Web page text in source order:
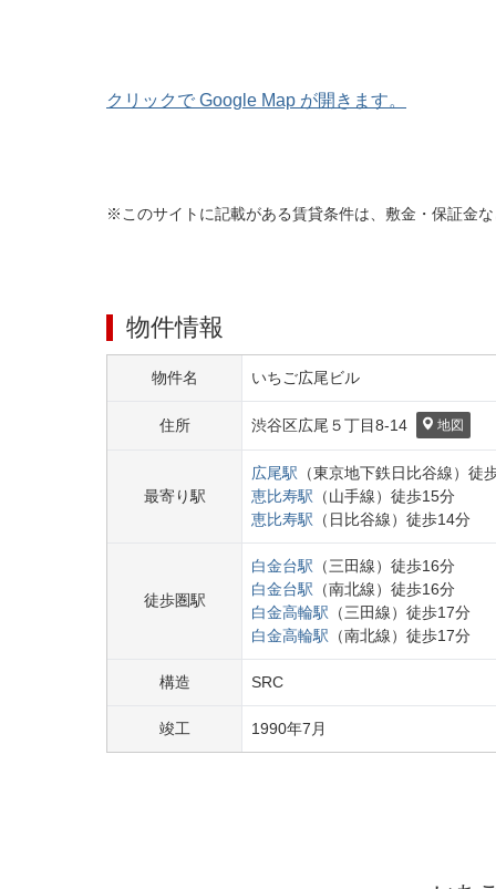
クリックで Google Map が開きます。
※このサイトに記載がある賃貸条件は、敷金・保証金
物件情報
物件名 いちご広尾ビル
住所 渋谷区広尾５丁目8-14 地図
最寄り駅
広尾駅 （東京地下鉄日比谷線） 徒
恵比寿駅 （山手線） 徒歩15分
恵比寿駅 （ 日比谷線） 徒歩14分
徒歩圏駅
白金台駅 （三田線） 徒歩16分
白金台駅 （南北線） 徒歩16分
白金高輪駅 （三田線） 徒歩17分
白金高輪駅 （南北線） 徒歩17分
構造 SRC
竣工 1990年7 月